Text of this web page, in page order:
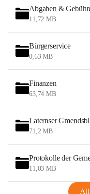
Abgaben &
11,72 MB
Bürgerservice
0,63 MB
Finanzen
63,74 MB
Laternser
71,2 MB
Protokolle der
11,03 MB